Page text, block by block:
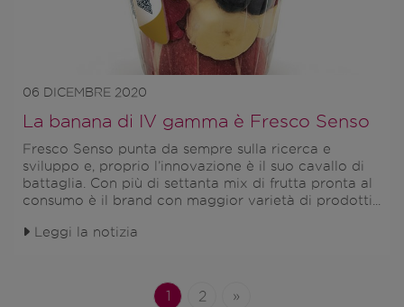
06 DICEMBRE 2020
La banana di IV gamma è Fresco Senso
Fresco Senso punta da sempre sulla ricerca e
sviluppo e, proprio l’innovazione è il suo cavallo di
battaglia. Con più di settanta mix di frutta pronta al
consumo è il brand con maggior varietà di prodotti...
Leggi la notizia
1 2 »